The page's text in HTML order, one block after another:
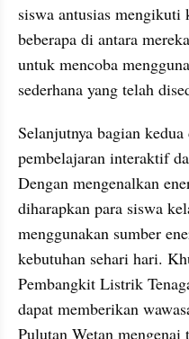
siswa antusias mengikuti
beberapa di antara
untuk mencoba
sederhana yang telah
Selanjutnya bagian
pembelajaran interaktif
Dengan mengenalkan
diharapkan para siswa
menggunakan sumber
kebutuhan sehari hari.
Pembangkit Listrik
dapat memberikan
Pulutan Wetan